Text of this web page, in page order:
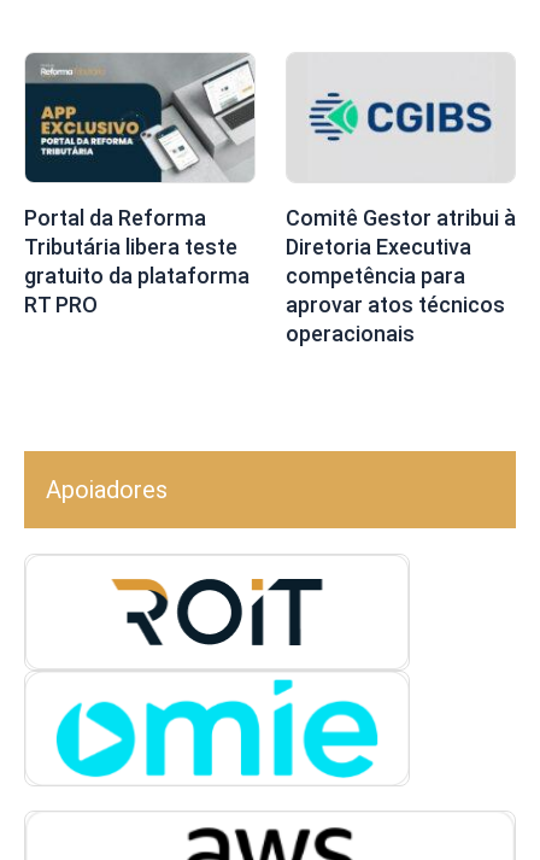
Portal da Reforma
Tributária libera teste
gratuito da plataforma
RT PRO
Comitê Gestor atribui à
Diretoria Executiva
competência para
aprovar atos técnicos
operacionais
Apoiadores